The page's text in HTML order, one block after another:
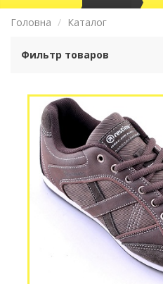
Головна Каталог
Фильтр товаров